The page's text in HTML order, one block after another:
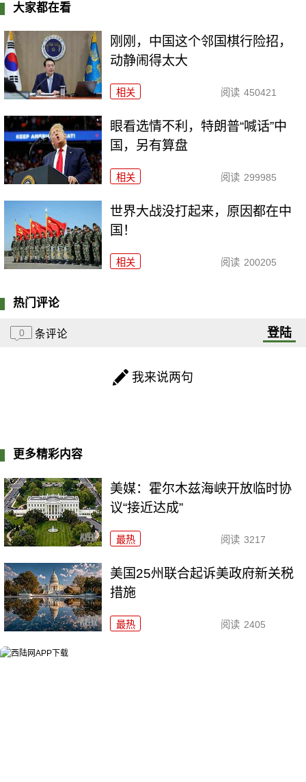
大家都在看
刚刚，中国这个邻国棋行险招，
动静闹得太大
相关 阅读 450421
眼看选情不利，特朗普“喊话”中
国，另有算盘
相关 阅读 299985
世界大战没打起来，原因都在中
国！
相关 阅读 200205
热门评论
0 条评论 登陆
我来说两句
更多精彩内容
美媒：霍尔木兹海峡开放临时协
议“接近达成”
最热 阅读 3217
美国25州联合起诉美政府新关税
措施
最热 阅读 2405